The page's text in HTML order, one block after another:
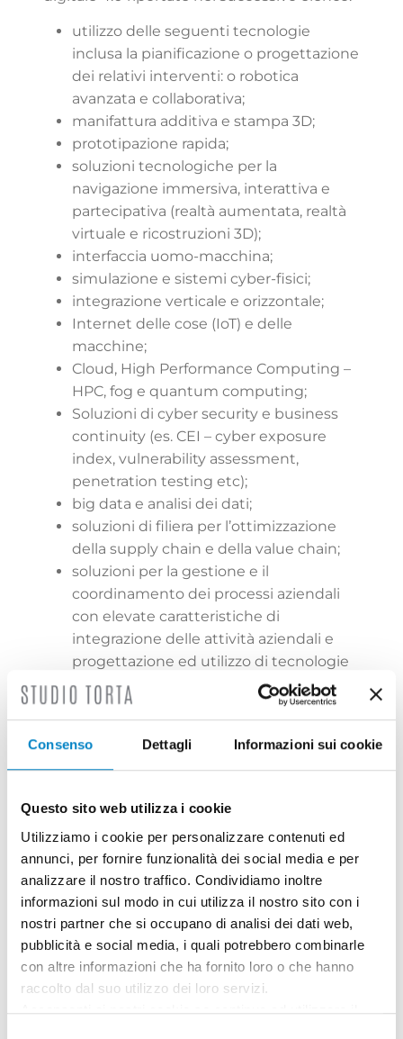
Consenso Dettagli Informazioni sui cookie
Questo sito web utilizza i cookie
Utilizziamo i cookie per personalizzare contenuti ed
annunci, per fornire funzionalità dei social media e per
analizzare il nostro traffico. Condividiamo inoltre
informazioni sul modo in cui utilizza il nostro sito con i
nostri partner che si occupano di analisi dei dati web,
pubblicità e social media, i quali potrebbero combinarle
con altre informazioni che ha fornito loro o che hanno
raccolto dal suo utilizzo dei loro servizi.
Acconsenti ai nostri cookie se continua ad utilizzare il
utilizzo delle seguenti tecnologie
inclusa la pianificazione o progettazione
dei relativi interventi: o robotica
avanzata e collaborativa;
manifattura additiva e stampa 3D;
prototipazione rapida;
soluzioni tecnologiche per la
navigazione immersiva, interattiva e
partecipativa (realtà aumentata, realtà
virtuale e ricostruzioni 3D);
interfaccia uomo-macchina;
simulazione e sistemi cyber-fisici;
integrazione verticale e orizzontale;
Internet delle cose (IoT) e delle
macchine;
Cloud, High Performance Computing –
HPC, fog e quantum computing;
Soluzioni di cyber security e business
continuity (es. CEI – cyber exposure
index, vulnerability assessment,
penetration testing etc);
big data e analisi dei dati;
soluzioni di filiera per l’ottimizzazione
della supply chain e della value chain;
soluzioni per la gestione e il
coordinamento dei processi aziendali
con elevate caratteristiche di
integrazione delle attività aziendali e
progettazione ed utilizzo di tecnologie
di tracciamento (RFID, barcode, CRM,
ERP, ecc);
blockchain.
Le domande di contributo devono essere
settembre 2024 a Unioncamere Lombardia
esclusivamente in modalità telematica
attraverso losportello Telemaco.
Per la generazione del modulo di domanda,
seguire le istruzioni riportate nel bando
relative alla compilazione del form online.